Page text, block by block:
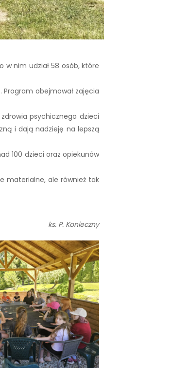
w nim udział 58 osób, które
obejmował zajęcia
psychicznego dzieci
i dają nadzieję na lepszą
100 dzieci oraz opiekunów
materialne, ale również tak
ks. P. Konieczny